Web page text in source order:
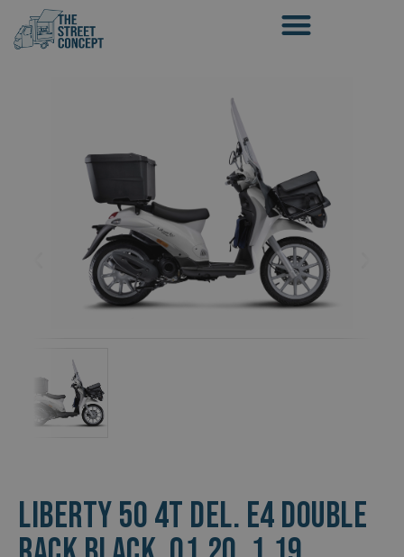
LIBERTY 50 4T DEL. E4 DOUBLE